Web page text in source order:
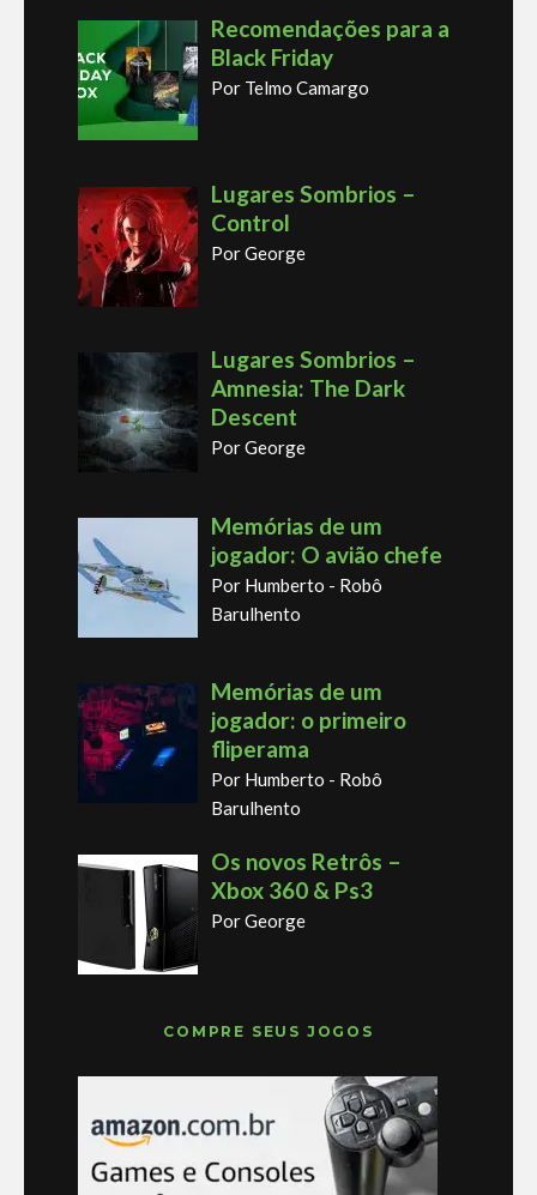
Recomendações para a
Black Friday
Por Telmo Camargo
Lugares Sombrios –
Control
Por George
Lugares Sombrios –
Amnesia: The Dark
Descent
Por George
Memórias de um
jogador: O avião chefe
Por Humberto - Robô
Barulhento
Memórias de um
jogador: o primeiro
fliperama
Por Humberto - Robô
Barulhento
Os novos Retrôs –
Xbox 360 & Ps3
Por George
COMPRE SEUS JOGOS